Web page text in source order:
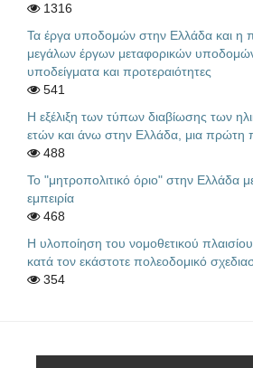
1316
Τα έργα υποδομών στην Ελλάδα και η
μεγάλων έργων μεταφορικών
υποδείγματα και προτεραιότητες
541
Η εξέλιξη των τύπων διαβίωσης των
ετών και άνω στην Ελλάδα, μια πρώτη
488
Το "μητροπολιτικό όριο" στην Ελλάδα
εμπειρία
468
Η υλοποίηση του νομοθετικού πλαισίου
κατά τον εκάστοτε πολεοδομικό
354